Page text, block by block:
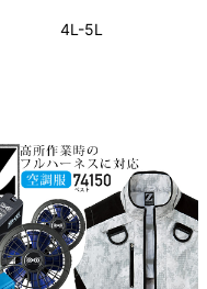
4L-5L